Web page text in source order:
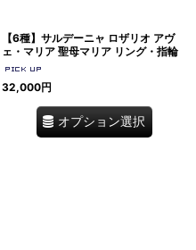
【6種】サルデーニャ ロザリオ アヴ
ェ・マリア 聖母マリア リング・指輪
32,000円
オプション選択